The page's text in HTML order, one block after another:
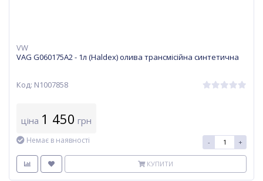
VW
VAG G060175A2 - 1л (Haldex) олива трансмісійна синтетична
Код: N1007858
ціна 1 450 грн
Немає в наявності - +
КУПИТИ